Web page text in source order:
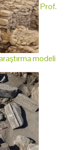
Prof.
modeli